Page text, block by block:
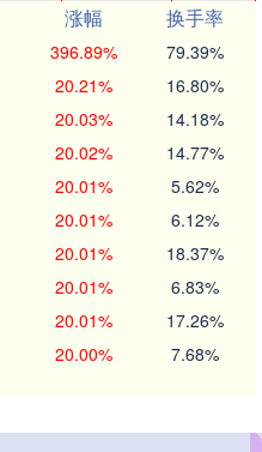
涨幅
换手率
396.89% 79.39%
20.21% 16.80%
20.03% 14.18%
20.02% 14.77%
20.01% 5.62%
20.01% 6.12%
20.01% 18.37%
20.01% 6.83%
20.01% 17.26%
20.00% 7.68%